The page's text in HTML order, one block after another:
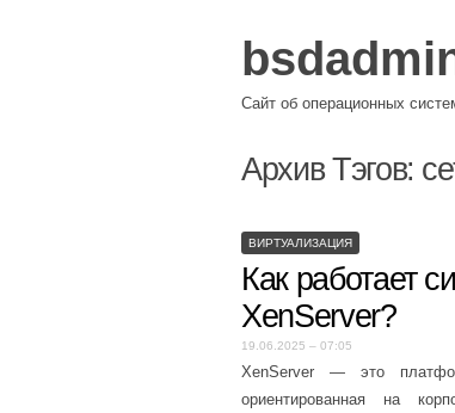
Сайт об операционных
Архив Тэгов:
ВИРТУАЛИЗАЦИЯ
Как работает
XenServer?
19.06.2025 – 07:05
XenServer — это
ориентированная на